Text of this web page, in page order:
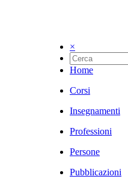
×
Home
Corsi
Insegnamenti
Professioni
Persone
Pubblicazioni